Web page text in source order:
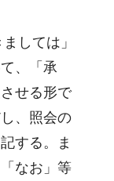
しては」
、「承
せる形で
、照会の
する。ま
なお」等